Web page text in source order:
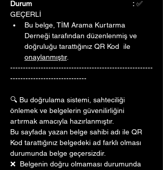
Durum					: ✅
GEÇERLİ
Bu belge, TİM Arama Kurtarma
Derneği tarafından düzenlenmiş ve
doğruluğu tarattığınız QR Kod  ile
onaylanmıştır.
--------------------------------------------------------
------------------------------
🔍 Bu doğrulama sistemi, sahteciliği
önlemek ve belgelerin güvenilirliğini
artırmak amacıyla hazırlanmıştır.
Bu sayfada yazan belge sahibi adı ile QR
Kod tarattığınız belgedeki ad farklı olması
durumunda belge geçersizdir.
❌  Belgenin doğru olmaması durumunda